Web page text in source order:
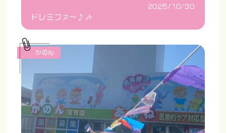
2025/10/30
ドレミファ〜♪🎶
かのん